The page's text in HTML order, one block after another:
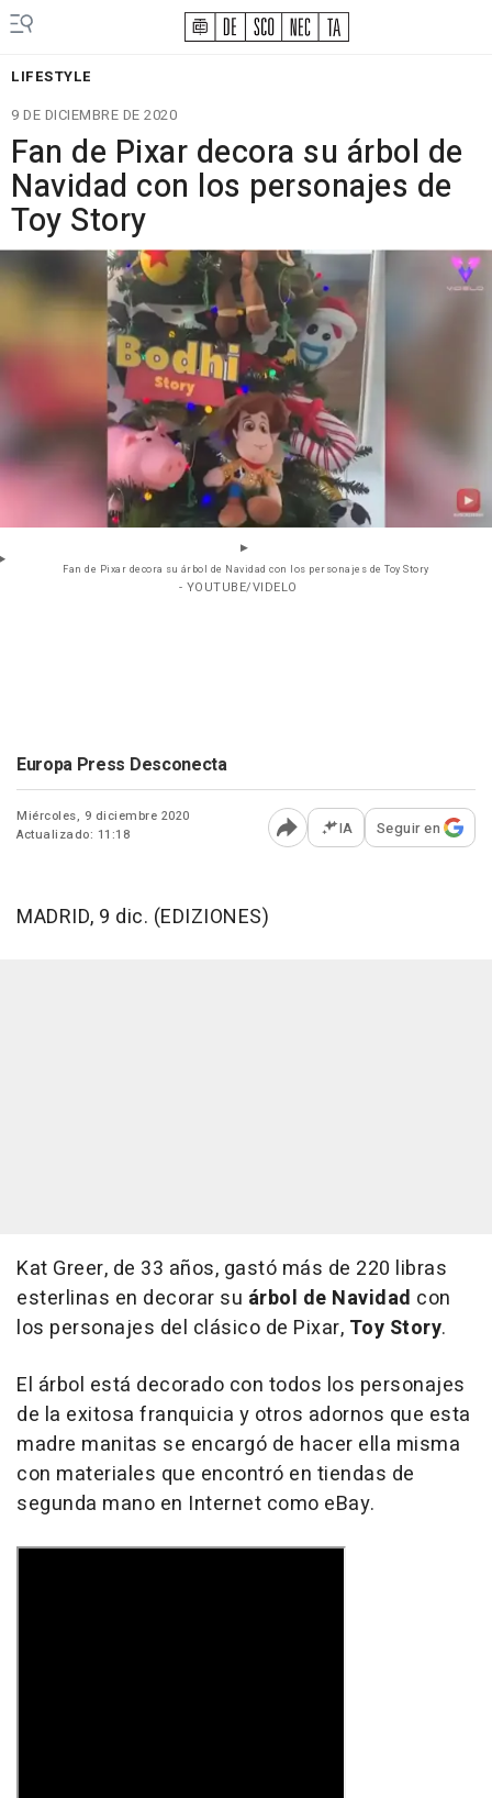
LIFESTYLE
9 DE DICIEMBRE DE 2020
Fan de Pixar decora su árbol de
Navidad con los personajes de
Toy Story
Fan de Pixar decora su árbol de Navidad con los personajes de Toy Story
- YOUTUBE/VIDELO
Europa Press Desconecta
Miércoles, 9 diciembre 2020
Actualizado: 11:18
Abrir opciones para
IA Seguir en
MADRID, 9 dic. (EDIZIONES)
Kat Greer, de 33 años, gastó más de 220 libras
esterlinas en decorar su árbol de Navidad con
los personajes del clásico de Pixar, Toy Story.
El árbol está decorado con todos los personajes
de la exitosa franquicia y otros adornos que esta
madre manitas se encargó de hacer ella misma
con materiales que encontró en tiendas de
segunda mano en Internet como eBay.